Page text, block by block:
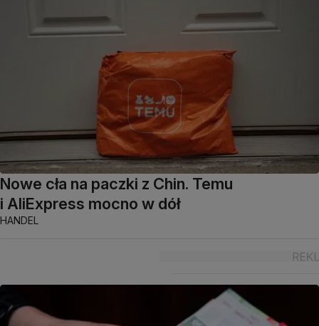
Nowe cła na paczki z Chin. Temu
i AliExpress mocno w dół
HANDEL